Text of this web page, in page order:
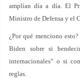
amplían día a día. El
Ministro de Defensa y el
¿Por qué menciono
Biden sobre si
internacionales” o si
reglas.